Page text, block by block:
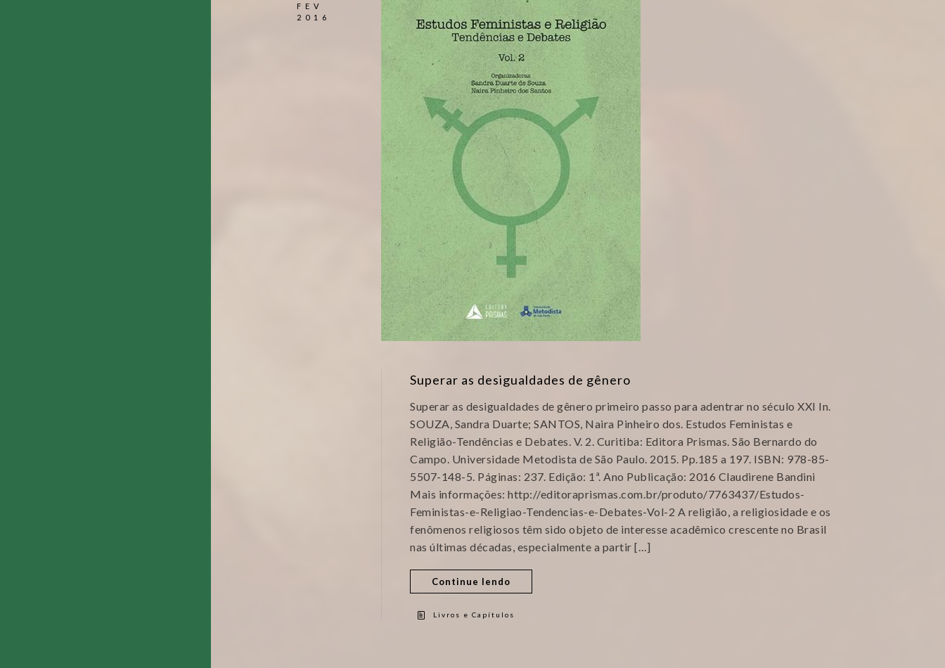
FEV
2016
Superar as desigualdades de gênero
Superar as desigualdades de gênero primeiro passo para adentrar no século XXI In.
SOUZA, Sandra Duarte; SANTOS, Naira Pinheiro dos. Estudos Feministas e
Religião-Tendências e Debates. V. 2. Curitiba: Editora Prismas. São Bernardo do
Campo. Universidade Metodista de São Paulo. 2015. Pp.185 a 197. ISBN: 978-85-
5507-148-5. Páginas: 237. Edição: 1ª. Ano Publicação: 2016 Claudirene Bandini
Mais informações: http://editoraprismas.com.br/produto/7763437/Estudos-
Feministas-e-Religiao-Tendencias-e-Debates-Vol-2 A religião, a religiosidade e os
fenômenos religiosos têm sido objeto de interesse acadêmico crescente no Brasil
nas últimas décadas, especialmente a partir […]
Continue lendo
Livros e Capítulos